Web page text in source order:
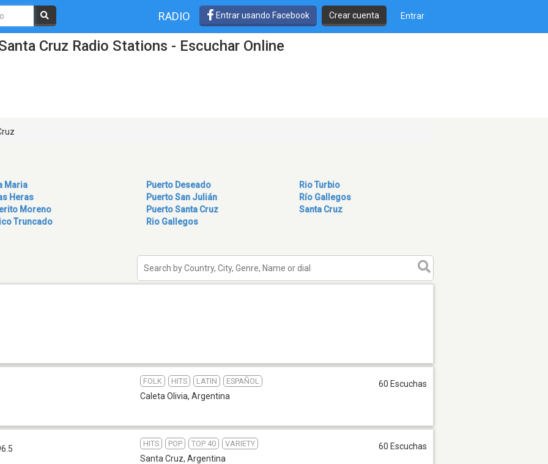
RADIO Entrar usando Facebook Crear cuenta Entrar
Cruz Radio Stations - Escuchar Online
Maria
Heras
Moreno
Truncado
Puerto Deseado
Puerto San Julián
Puerto Santa Cruz
Rio Gallegos
Rio Turbio
Río Gallegos
Santa Cruz
FOLK HITS LATIN ESPAÑOL
Caleta Olivia, Argentina
60 Escuchas
HITS POP TOP 40 VARIETY
Santa Cruz, Argentina
60 Escuchas